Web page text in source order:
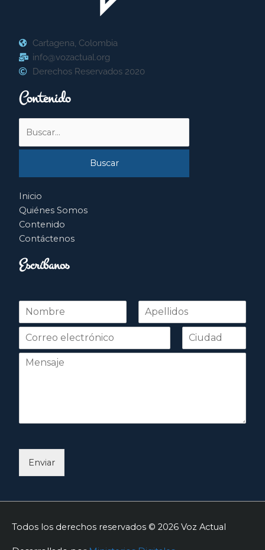
Cartagena, Colombia
info@vozactual.org
Derechos Reservados 2020
Contenido
por:
Inicio
Quiénes Somos
Contenido
Contáctenos
Escríbanos
N
m
r
Nombre Apellidos
Enviar
Todos los derechos reservados © 2026 Voz Actual